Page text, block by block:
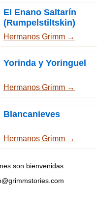
El Enano Saltarín
(Rumpelstiltskin)
Hermanos Grimm →
Yorinda y Yoringuel
Hermanos Grimm →
Blancanieves
Hermanos Grimm →
son bienvenidas